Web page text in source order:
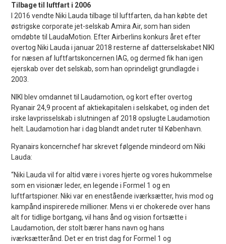
Tilbage til luftfart i 2006
I 2016 vendte Niki Lauda tilbage til luftfarten, da han købte det
østrigske corporate jet-selskab Amira Air, som han siden
omdøbte til LaudaMotion. Efter Airberlins konkurs året efter
overtog Niki Lauda i januar 2018 resterne af datterselskabet NIKI
for næsen af luftfartskoncernen IAG, og dermed fik han igen
ejerskab over det selskab, som han oprindeligt grundlagde i
2003.
NIKI blev omdannet til Laudamotion, og kort efter overtog
Ryanair 24,9 procent af aktiekapitalen i selskabet, og inden det
irske lavprisselskab i slutningen af 2018 opslugte Laudamotion
helt. Laudamotion har i dag blandt andet ruter til København.
Ryanairs koncernchef har skrevet følgende mindeord om Niki
Lauda:
“Niki Lauda vil for altid være i vores hjerte og vores hukommelse
som en visionær leder, en legende i Formel 1 og en
luftfartspioner. Niki var en enestående iværksætter, hvis mod og
kampånd inspirerede millioner. Mens vi er chokerede over hans
alt for tidlige bortgang, vil hans ånd og vision fortsætte i
Laudamotion, der stolt bærer hans navn og hans
iværksætterånd. Det er en trist dag for Formel 1 og